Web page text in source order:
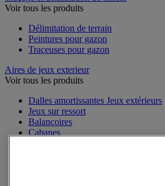
Voir tous les produits
Délimitation de terrain
Peintures pour gazon
Traçeuses pour gazon
Aires de jeux exterieur
Voir tous les produits
Dalles amortissantes Jeux extérieurs
Jeux sur ressort
Balançoires
Cabanes